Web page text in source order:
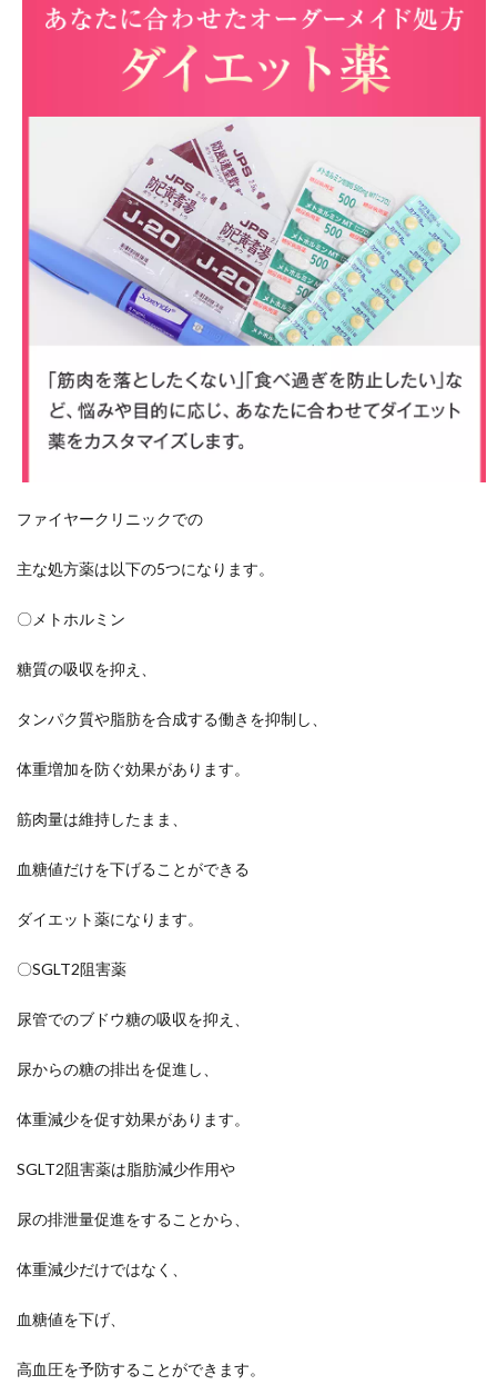
ファイヤークリニックでの
主な処方薬は以下の5つになります。
〇メトホルミン
糖質の吸収を抑え、
タンパク質や脂肪を合成する働きを抑制し、
体重増加を防ぐ効果があります。
筋肉量は維持したまま、
血糖値だけを下げることができる
ダイエット薬になります。
〇SGLT2阻害薬
尿管でのブドウ糖の吸収を抑え、
尿からの糖の排出を促進し、
体重減少を促す効果があります。
SGLT2阻害薬は脂肪減少作用や
尿の排泄量促進をすることから、
体重減少だけではなく、
血糖値を下げ、
高血圧を予防することができます。